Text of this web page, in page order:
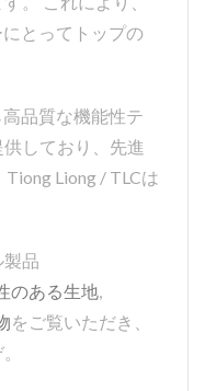
とってトップの
品質な機能性テ
しており、先進
Liong / TLCは
品
のある生地
をご覧いただき、